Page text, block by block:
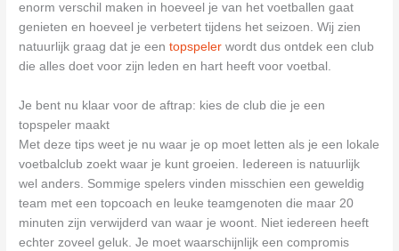
enorm verschil maken in hoeveel je van het voetballen gaat
genieten en hoeveel je verbetert tijdens het seizoen. Wij zien
natuurlijk graag dat je eentopspeler wordt dus ontdek een club
die alles doet voor zijn leden en hart heeft voor voetbal.
Je bent nu klaar voor de aftrap: kies de club die je een
topspeler maakt
Met deze tips weet je nu waar je op moet letten als je een lokale
voetbalclub zoekt waar je kunt groeien. Iedereen is natuurlijk
wel anders. Sommige spelers vinden misschien een geweldig
team met een topcoach en leuke teamgenoten die maar 20
minuten zijn verwijderd van waar je woont. Niet iedereen heeft
echter zoveel geluk. Je moet waarschijnlijk een compromis